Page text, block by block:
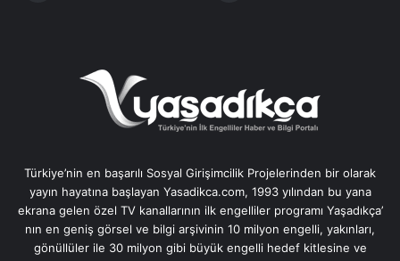
Türkiye’nin en başarılı Sosyal Girişimcilik Projelerinden bir olarak
yayın hayatına başlayan Yasadikca.com, 1993 yılından bu yana
ekrana gelen özel TV kanallarının ilk engelliler programı Yaşadıkça’
nın en geniş görsel ve bilgi arşivinin 10 milyon engelli, yakınları,
gönüllüler ile 30 milyon gibi büyük engelli hedef kitlesine ve